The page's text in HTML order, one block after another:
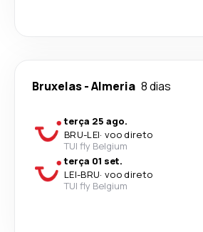
Bruxelas-Almeria 8 dias
terça 25 ago.
BRU-LEI· voo direto
TUI fly Belgium
terça 01 set.
LEI-BRU· voo direto
TUI fly Belgium